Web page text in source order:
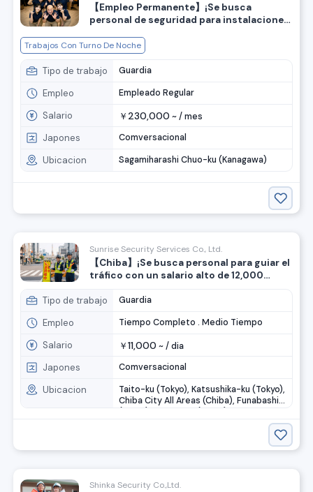
【Empleo Permanente】¡Se busca
personal de seguridad para instalaciones
de salario para quienes puedan leer y
escribir en japonés. ⭐️
Trabajos Con Turno De Noche
Tipo de trabajo Guardia
Empleo Empleado Regular
Salario ￥ 230,000 ~ /mes
Japones Comversacional
Ubicacion Sagamiharashi Chuo-ku (Kanagawa)
Sunrise Security Services Co., Ltd.
【Chiba】¡Se busca personal para guiar el
tráfico con un salario alto de 12,000
Tipo de trabajo
Guardia
Empleo Tiempo Completo . Medio Tiempo
Salario ￥11,000 ~ /dia
Japones Comversacional
Ubicacion
Taito-ku (Tokyo), Katsushika-ku (Tokyo),
Chiba City All Areas (Chiba), Funabashi
(Chiba), Narashino (Chiba), ....
Shinka Security Co.,Ltd.